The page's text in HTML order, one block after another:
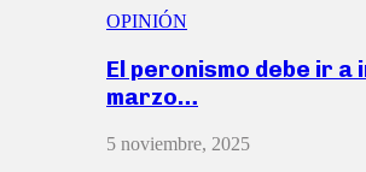
OPINIÓN
El peronismo debe ir a
marzo…
5 noviembre, 2025